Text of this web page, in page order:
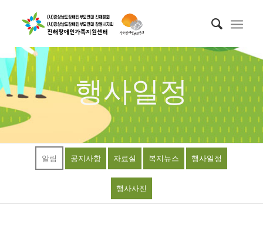
행사일정
알림 공지사항 자료실 복지뉴스 행사일정
행사사진